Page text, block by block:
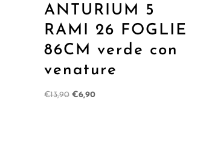
ANTURIUM 5
RAMI 26 FOGLIE
86CM verde con
venature
€13,90 Il
€6,90Il